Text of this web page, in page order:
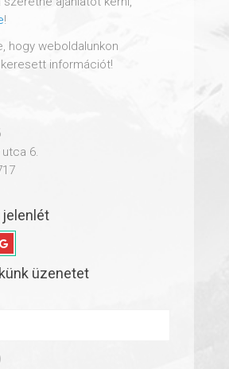
!
hogy weboldalunkon
információt!
6.
üzenetet